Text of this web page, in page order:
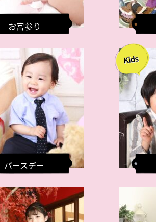
お宮参り
バースデー